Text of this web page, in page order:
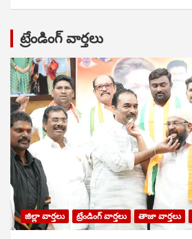
ట్రేండింగ్ వార్తలు
జిల్లా వార్తలు ట్రేండింగ్ వార్తలు తాజా వార్తలు